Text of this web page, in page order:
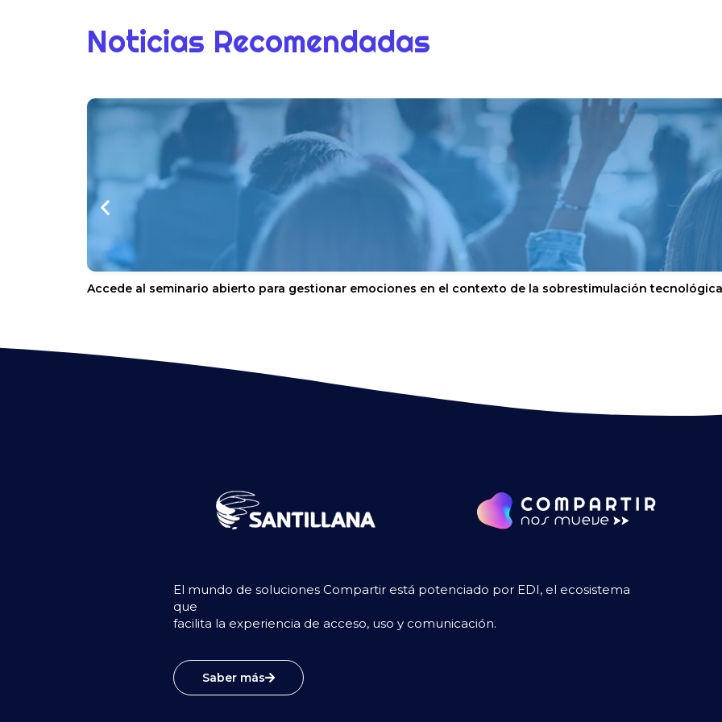
Noticias Recomendadas
Accede al seminario abierto para gestionar emociones en el contexto de la sobrestimulación tecnológica
El mundo de soluciones Compartir está potenciado por EDI, el ecosistema
que
facilita la experiencia de acceso, uso y comunicación.
Saber más